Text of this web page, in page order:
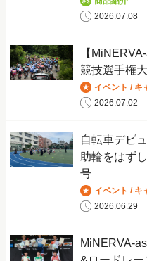
2026.07.08
【
競技選手権
イベント / キ
2026.07.02
自転車デビ
助輪をはず
号
イベント / キ
2026.06.29
MiNERVA-